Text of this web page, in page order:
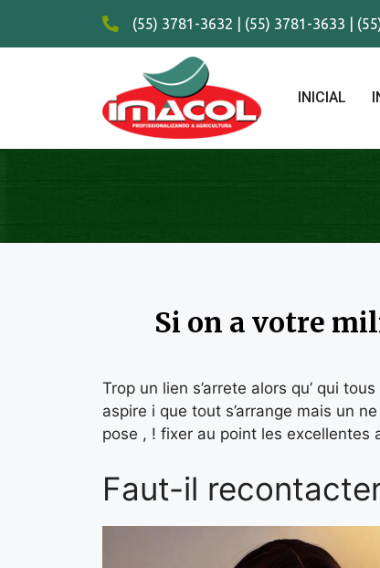
(55) 3781-3632 | (55) 3781-3633 |
INICIAL
Si on a votre
Trop un lien s’arrete alors qu’ qui
aspire i que tout s’arrange mais un
pose , ! fixer au point les excellentes
Faut-il